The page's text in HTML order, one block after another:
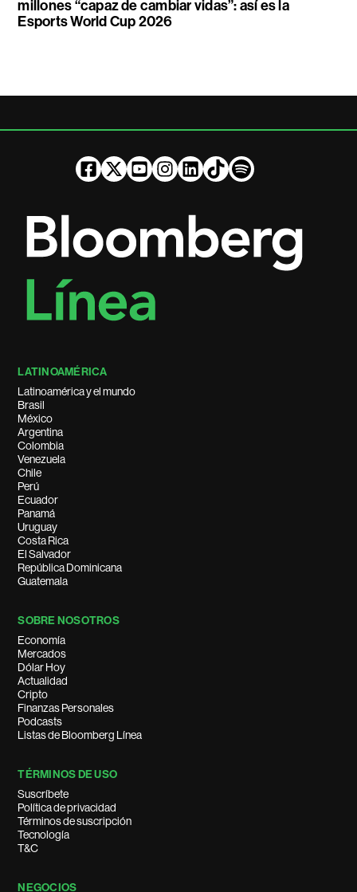
millones “capaz de cambiar vidas”: así es la
Esports World Cup 2026
LATINOAMÉRICA
Latinoamérica y el mundo
Brasil
México
Argentina
Colombia
Venezuela
Chile
Perú
Ecuador
Panamá
Uruguay
Costa Rica
El Salvador
República Dominicana
Guatemala
SOBRE NOSOTROS
Economía
Mercados
Dólar Hoy
Actualidad
Cripto
Finanzas Personales
Podcasts
Listas de Bloomberg Línea
TÉRMINOS DE USO
Suscríbete
Política de privacidad
Términos de suscripción
Tecnología
T&C
NEGOCIOS